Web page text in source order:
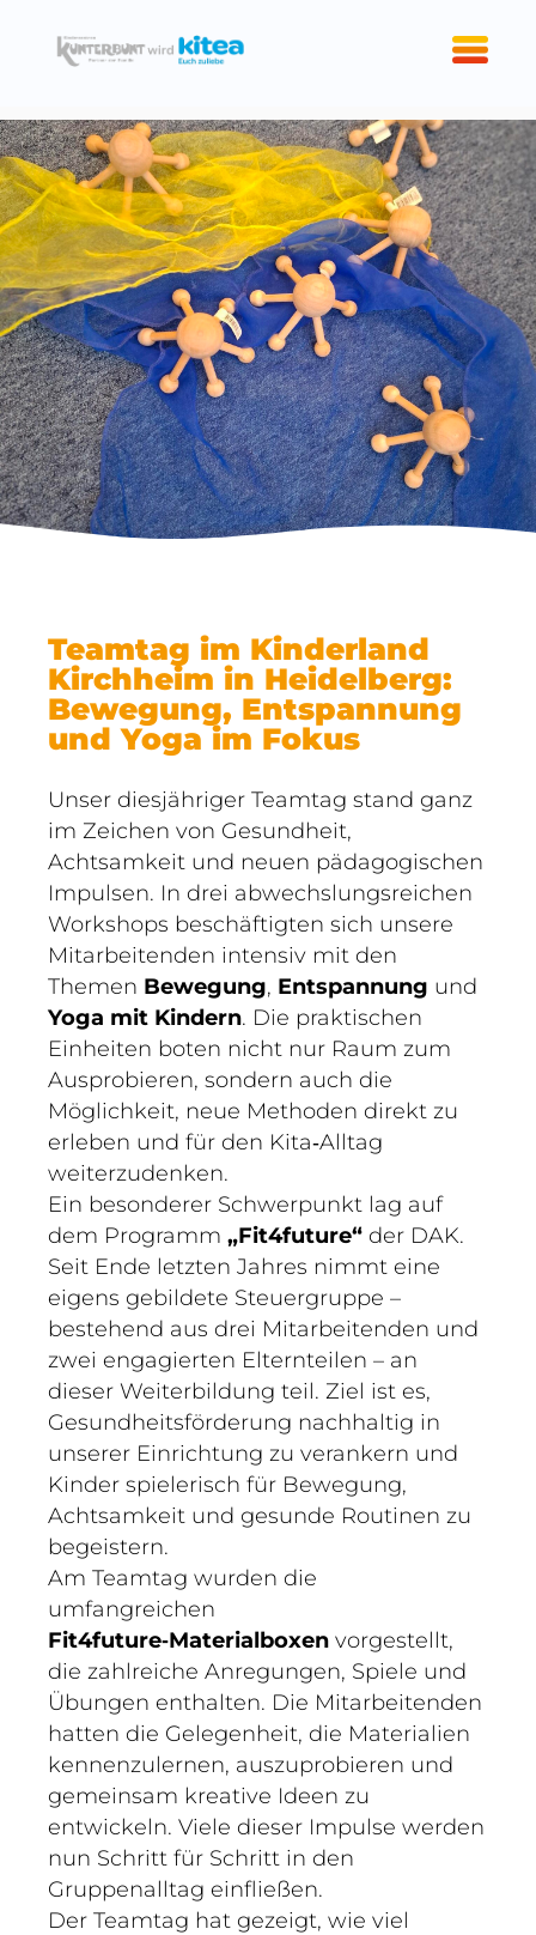
Teamtag im Kinderland
Kirchheim in Heidelberg:
Bewegung, Entspannung
und Yoga im Fokus
Unser diesjähriger Teamtag stand ganz
im Zeichen von Gesundheit,
Achtsamkeit und neuen pädagogischen
Impulsen. In drei abwechslungsreichen
Workshops beschäftigten sich unsere
Mitarbeitenden intensiv mit den
Themen Bewegung, Entspannung und
Yoga mit Kindern. Die praktischen
Einheiten boten nicht nur Raum zum
Ausprobieren, sondern auch die
Möglichkeit, neue Methoden direkt zu
erleben und für den Kita‑Alltag
weiterzudenken.
Ein besonderer Schwerpunkt lag auf
dem Programm „Fit4future“ der DAK.
Seit Ende letzten Jahres nimmt eine
eigens gebildete Steuergruppe –
bestehend aus drei Mitarbeitenden und
zwei engagierten Elternteilen – an
dieser Weiterbildung teil. Ziel ist es,
Gesundheitsförderung nachhaltig in
unserer Einrichtung zu verankern und
Kinder spielerisch für Bewegung,
Achtsamkeit und gesunde Routinen zu
begeistern.
Am Teamtag wurden die
umfangreichen
Fit4future‑Materialboxen vorgestellt,
die zahlreiche Anregungen, Spiele und
Übungen enthalten. Die Mitarbeitenden
hatten die Gelegenheit, die Materialien
kennenzulernen, auszuprobieren und
gemeinsam kreative Ideen zu
entwickeln. Viele dieser Impulse werden
nun Schritt für Schritt in den
Gruppenalltag einfließen.
Der Teamtag hat gezeigt, wie viel